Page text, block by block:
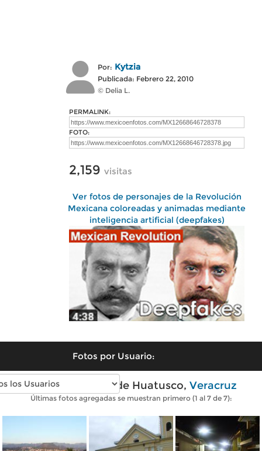
Por: Kytzia
Publicada: Febrero 22, 2010
© Delia L.
PERMALINK:
FOTO:
2,159 visitas
Ver fotos de personajes de la Revolución
Mexicana coloreadas y animadas mediante
inteligencia artificial (deepfakes)
Fotos por Usuario:
Fotos modernas de Huatusco, Veracruz
Últimas fotos agregadas se muestran primero (1 al 7 de 7):